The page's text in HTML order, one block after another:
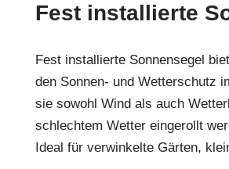
Fest installierte
Fest installierte Sonnensegel
den Sonnen- und Wetterschutz
sie sowohl Wind als auch
schlechtem Wetter eingerollt
Ideal für verwinkelte Gärten,